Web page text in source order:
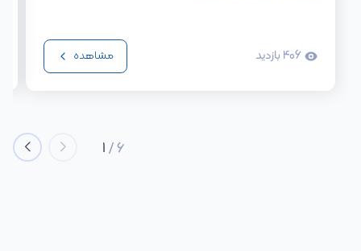
406 بازدید مشاهده
1/6